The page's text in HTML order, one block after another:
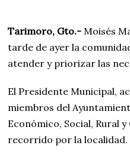
Tarimoro, Gto.- Moisés
tarde de ayer la
atender y priorizar las
El Presidente Municipal,
miembros del
Económico, Social, Rural
recorrido por la localidad.